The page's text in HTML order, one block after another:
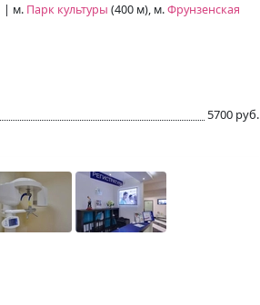
| м. Парк культуры (400 м), м.Фрунзенская
5700 руб.